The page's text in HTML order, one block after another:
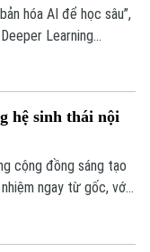
hóa AI để học sâu”,
Learning
tâm.
hệ sinh thái nội
cộng đồng sáng tạo
ngay từ gốc, với